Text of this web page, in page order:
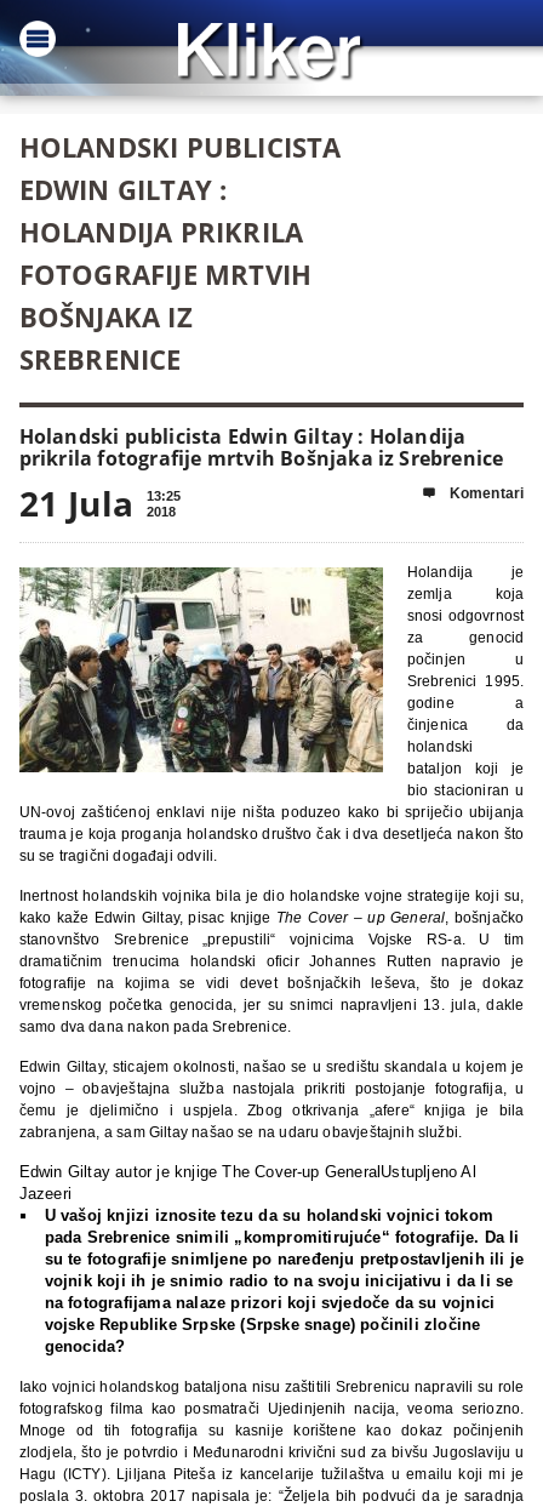
HOLANDSKI PUBLICISTA
EDWIN GILTAY :
HOLANDIJA PRIKRILA
FOTOGRAFIJE MRTVIH
BOŠNJAKA IZ
SREBRENICE
Holandski publicista Edwin Giltay : Holandija
prikrila fotografije mrtvih Bošnjaka iz Srebrenice
21 Jula
13:25
2018
 Komentari
Holandija je
zemlja koja
snosi odgovrnost
za genocid
počinjen u
Srebrenici 1995.
godine a
činjenica da
holandski
bataljon koji je
bio stacioniran u
UN-ovoj zaštićenoj enklavi nije ništa poduzeo kako bi spriječio ubijanja
trauma je koja proganja holandsko društvo čak i dva desetljeća nakon što
su se tragični događaji odvili.
Inertnost holandskih vojnika bila je dio holandske vojne strategije koji su,
kako kaže Edwin Giltay, pisac knjige The Cover – up General , bošnjačko
stanovnštvo Srebrenice „prepustili“ vojnicima Vojske RS-a. U tim
dramatičnim trenucima holandski oficir Johannes Rutten napravio je
fotografije na kojima se vidi devet bošnjačkih leševa, što je dokaz
vremenskog početka genocida, jer su snimci napravljeni 13. jula, dakle
samo dva dana nakon pada Srebrenice.
Edwin Giltay, sticajem okolnosti, našao se u središtu skandala u kojem je
vojno – obavještajna služba nastojala prikriti postojanje fotografija, u
čemu je djelimično i uspjela. Zbog otkrivanja „afere“ knjiga je bila
zabranjena, a sam Giltay našao se na udaru obavještajnih službi.
Edwin Giltay autor je knjige The Cover-up GeneralUstupljeno Al
Jazeeri
U vašoj knjizi iznosite tezu da su holandski vojnici tokom
pada Srebrenice snimili „kompromitirujuće“ fotografije. Da li
su te fotografije snimljene po naređenju pretpostavljenih ili je
vojnik koji ih je snimio radio to na svoju inicijativu i da li se
na fotografijama nalaze prizori koji svjedoče da su vojnici
vojske Republike Srpske (Srpske snage) počinili zločine
genocida?
Iako vojnici holandskog bataljona nisu zaštitili Srebrenicu napravili su role
fotografskog filma kao posmatrači Ujedinjenih nacija, veoma seriozno.
Mnoge od tih fotografija su kasnije korištene kao dokaz počinjenih
zlodjela, što je potvrdio i Međunarodni krivični sud za bivšu Jugoslaviju u
Hagu (ICTY). Ljiljana Piteša iz kancelarije tužilaštva u emailu koji mi je
poslala 3. oktobra 2017 napisala je: “Željela bih podvući da je saradnja